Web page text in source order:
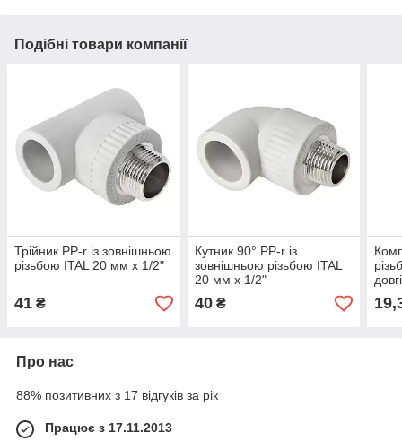
Подібні товари компанії
Трійник PP-r із зовнішньою
різьбою ITAL 20 мм х 1/2"
41 ₴
Кутник 90° PP-r із
зовнішньою різьбою ITAL
20 мм х 1/2"
40₴
довгі
Про нас
88% позитивних з 17 відгуків за рік
Працює з 17.11.2013